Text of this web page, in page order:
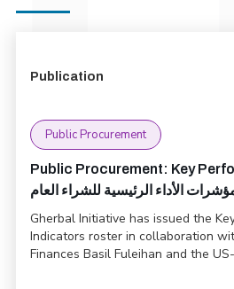
Publication
Public Procurement
Public Procurement: Key
الأداء الرئيسية للشراء العام
Gherbal Initiative has issued the
Indicators roster in collaboration
Finances Basil Fuleihan and the